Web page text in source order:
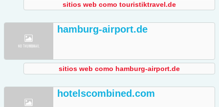
sitios web como touristiktravel.de
hamburg-airport.de
sitios web como hamburg-airport.de
hotelscombined.com